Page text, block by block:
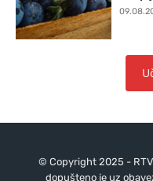
© Copyright 2025 -
dopušteno je uz